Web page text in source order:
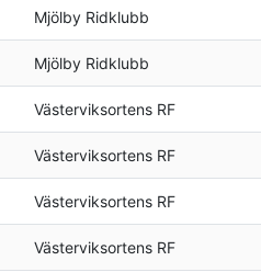
Mjölby Ridklubb
Mjölby Ridklubb
Västerviksortens RF
Västerviksortens RF
Västerviksortens RF
Västerviksortens RF